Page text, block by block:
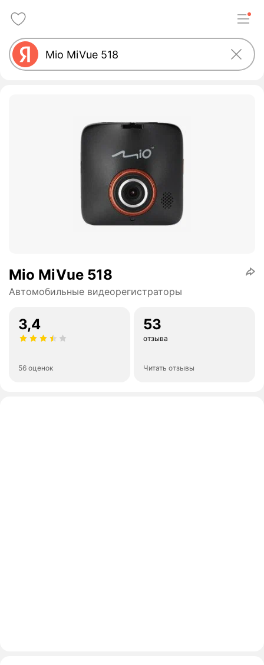
Mio MiVue 518
Автомобильные видеорегистраторы
3,4
56 оценок
53
отзыва
Читать отзывы